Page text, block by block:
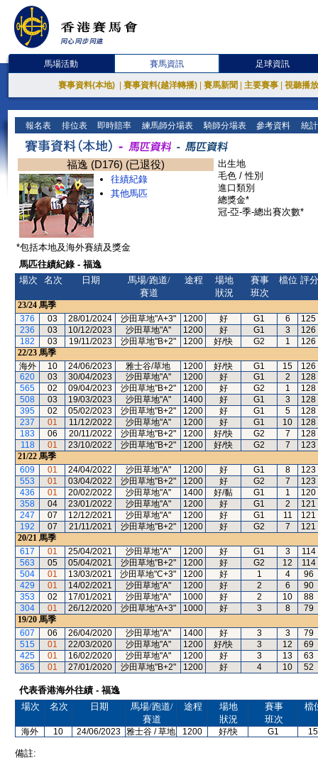
馬場活動 賽馬資訊 足球資訊
賽事資料(本地) 賽事資料(越洋轉播) 賽馬新聞 主要賽事 視聽播
報名表 排位表 即時賠率 練馬師分場表 騎師分場表 參考資料 統
福逸 (D176) (已退役)
往績紀錄
其他馬匹
出生地
毛色 / 性別
進口類別
總獎金*
冠-亞-季-總出賽次數*
*包括本地及海外賽績及獎金
馬匹往績紀錄 - 福逸
場次
名次 日期
馬場/跑道/
賽道
途程
場地
狀況
賽事
班次
檔位 評分
23/24 馬季
376
03 28/01/2024 沙田草地"A+3" 1200 好 G1 6
125
236
03 10/12/2023 沙田草地"A" 1200 好 G1 3
126
182
03 19/11/2023 沙田草地"B+2" 1200 好/快 G2 1
126
22/23 馬季
海外
10 24/06/2023 雅士谷/草地 1200 好/快 G1 15
126
620
03 30/04/2023 沙田草地"A" 1200 好 G1 2
128
565
02 09/04/2023 沙田草地"B+2" 1200 好 G2 1
128
508
03 19/03/2023 沙田草地"A" 1400 好 G1 3
128
395
02 05/02/2023 沙田草地"B+2" 1200 好 G1 5
128
237
01 11/12/2022 沙田草地"A" 1200 好 G1 10
128
183
06 20/11/2022 沙田草地"B+2" 1200 好/快 G2 7
128
118
01 23/10/2022 沙田草地"B+2" 1200 好/快 G2 7
123
21/22 馬季
609
01 24/04/2022 沙田草地"A" 1200 好 G1 8
123
553
01 03/04/2022 沙田草地"B+2" 1200 好 G2 7
123
436
01 20/02/2022 沙田草地"A" 1400 好/黏 G1 1
120
358
04 23/01/2022 沙田草地"A" 1200 好 G1 2
121
247
07 12/12/2021 沙田草地"A" 1200 好 G1 11
121
192
07 21/11/2021 沙田草地"B+2" 1200 好 G2 7
121
20/21 馬季
617
01 25/04/2021 沙田草地"A" 1200 好 G1 3
114
563
05 05/04/2021 沙田草地"B+2" 1200 好 G2 12
114
504
01 13/03/2021 沙田草地"C+3" 1200 好 1 4
96
429
01 14/02/2021 沙田草地"A" 1200 好 2 6
90
353
02 17/01/2021 沙田草地"A" 1000 好 2 10
88
304
01 26/12/2020 沙田草地"A+3" 1000 好 3 8
79
19/20 馬季
607
06 26/04/2020 沙田草地"A" 1400 好 3 3
79
515
01 22/03/2020 沙田草地"A" 1200 好/快 3 12
69
425
01 16/02/2020 沙田草地"A" 1200 好 3 13
63
365
01 27/01/2020 沙田草地"B+2" 1200 好 4 10 52
代表香港海外往績 - 福逸
場次
名次 日期
馬場/跑道/
賽道
途程
場地
狀況
賽事
班次
檔
海外 10 24/06/2023 雅士谷 / 草地 1200 好/快 G1 15
備註: